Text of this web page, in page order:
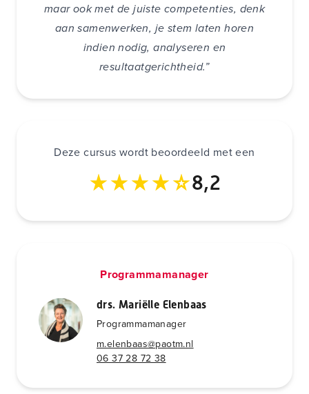
maar ook met de juiste competenties, denk
aan samenwerken, je stem laten horen
indien nodig, analyseren en
resultaatgerichtheid.”
Deze cursus wordt beoordeeld met een
8,2
Programmamanager
drs. Mariëlle Elenbaas
Programmamanager
m.elenbaas@paotm.nl
06 37 28 72 38